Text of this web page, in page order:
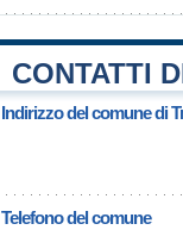
CONTATTI
Indirizzo del comune di
Telefono del comune